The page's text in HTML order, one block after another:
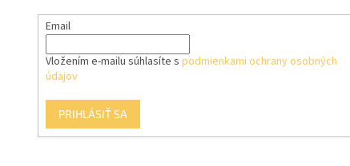
Email
Vložením e-mailu súhlasíte s podmienkami ochrany osobných
údajov
PRIHLÁSIŤ SA